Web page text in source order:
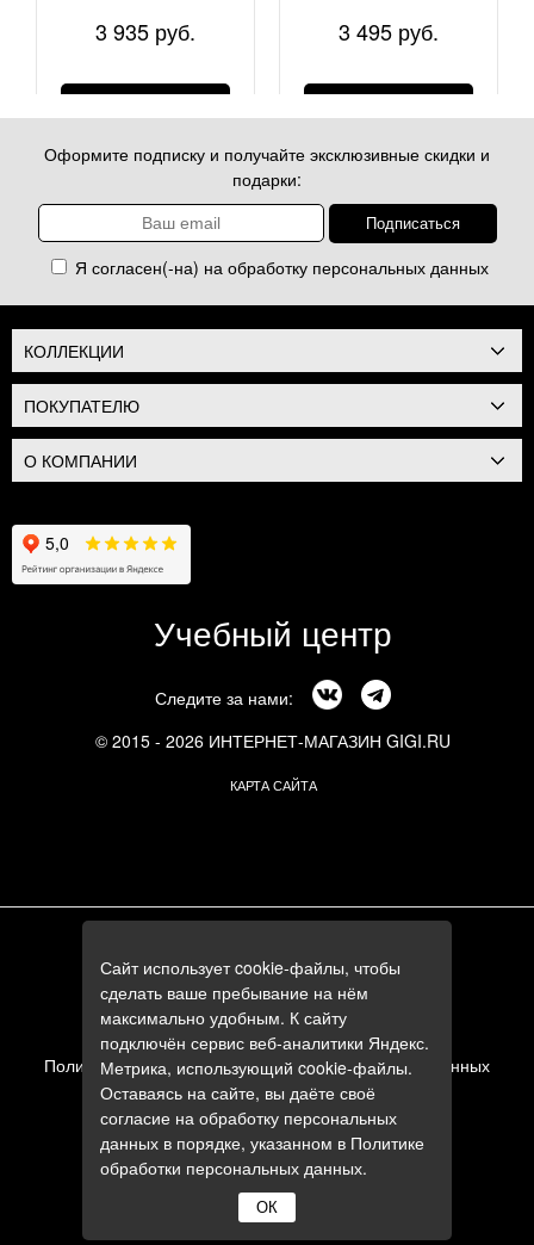
3 935 руб.
50 мл
3 495 руб.
Оформите подписку и получайте эксклюзивные скидки и
подарки:
Я согласен(-на) на обработку персональных данных
КОЛЛЕКЦИИ
ПОКУПАТЕЛЮ
О КОМПАНИИ
Учебный центр
Следите за нами:
© 2015 - 2026 ИНТЕРНЕТ-МАГАЗИН GIGI.RU
КАРТА САЙТА
+7 (495) 644-84-05
+7 (985) 644-84-05
e-mail:
zakaz@gigi.ru
Политика в отношении обработки персональных данных
Пользовательское соглашение
Сайт использует cookie-файлы, чтобы
сделать ваше пребывание на нём
максимально удобным. К сайту
подключён сервис веб-аналитики Яндекс.
Метрика, использующий cookie-файлы.
Оставаясь на сайте, вы даёте своё
согласие на обработку персональных
данных в порядке, указанном в Политике
обработки персональных данных.
ОК